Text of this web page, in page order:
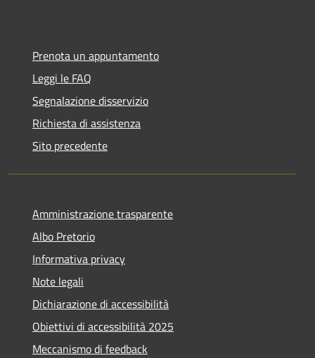
Prenota un appuntamento
Leggi le FAQ
Segnalazione disservizio
Richiesta di assistenza
Sito precedente
Amministrazione trasparente
Albo Pretorio
Informativa privacy
Note legali
Dichiarazione di accessibilità
Obiettivi di accessibilità 2025
Meccanismo di feedback